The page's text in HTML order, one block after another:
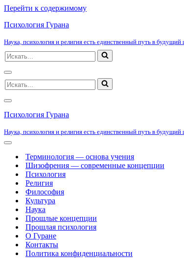
Перейти к содержимому
Психология Гурана
Наука, психология и религия есть единственный путь в
Искать...
Меню
навигации
Искать...
Меню
навигации
Психология Гурана
Наука, психология и религия есть единственный путь в
Меню
навигацииТерминология — основа учения
Шизофрения — современные концепции
Психология
Религия
Философия
Культура
Наука
Прошлые концепции
Прошлая психология
О Гуране
Контакты
Политика конфиденциальности